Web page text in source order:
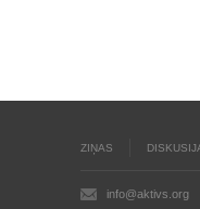
ZIŅAS
info@aktivs.org